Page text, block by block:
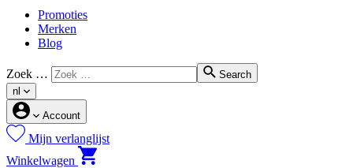
Promoties
Merken
Blog
Zoek …
Search
nl
Account
Mijn verlanglijst
Winkelwagen